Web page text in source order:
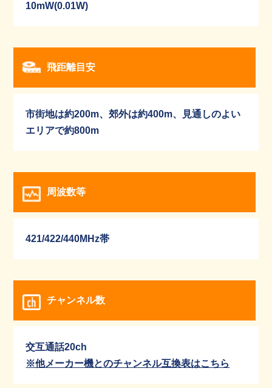
10mW(0.01W)
飛距離目安
市街地は約200m、郊外は約400m、見通しのよい
エリアで約800m
周波数等
421/422/440MHz帯
チャンネル数
交互通話20ch
※他メーカー機とのチャンネル互換表はこちら